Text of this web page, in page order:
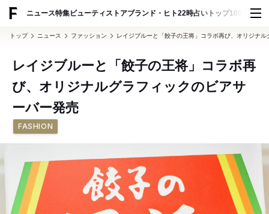
ニュース特集ビューティ ストアブランド・ヒト22時占い トップ100 スナッ
トップ ニュース ファッション レイジブルーと「餃子の王将」コラボ再び、オリジナ
レイジブルーと「餃子の王将」コラボ再
び、オリジナルグラフィックのビアサ
ーバー発売
FASHION